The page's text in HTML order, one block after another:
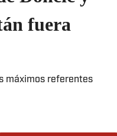
fuera
máximos referentes